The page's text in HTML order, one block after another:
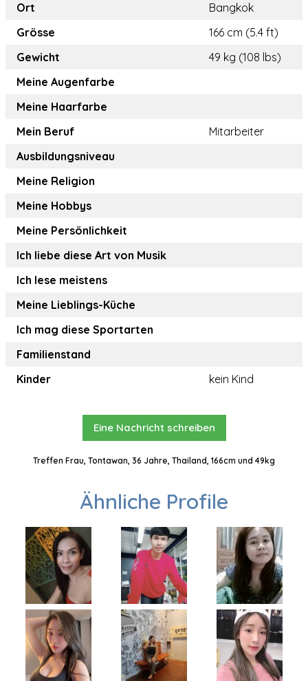
Ort
Bangkok
Grösse
166 cm (5.4 ft)
Gewicht
49 kg (108 lbs)
Meine Augenfarbe
Meine Haarfarbe
Mein Beruf
Mitarbeiter
Ausbildungsniveau
Meine Religion
Meine Hobbys
Meine Persönlichkeit
Ich liebe diese Art von Musik
Ich lese meistens
Meine Lieblings-Küche
Ich mag diese Sportarten
Familienstand
Kinder
kein Kind
Eine Nachricht schreiben
Treffen Frau, Tontawan, 36 Jahre, Thailand, 166cm und 49kg
Ähnliche Profile